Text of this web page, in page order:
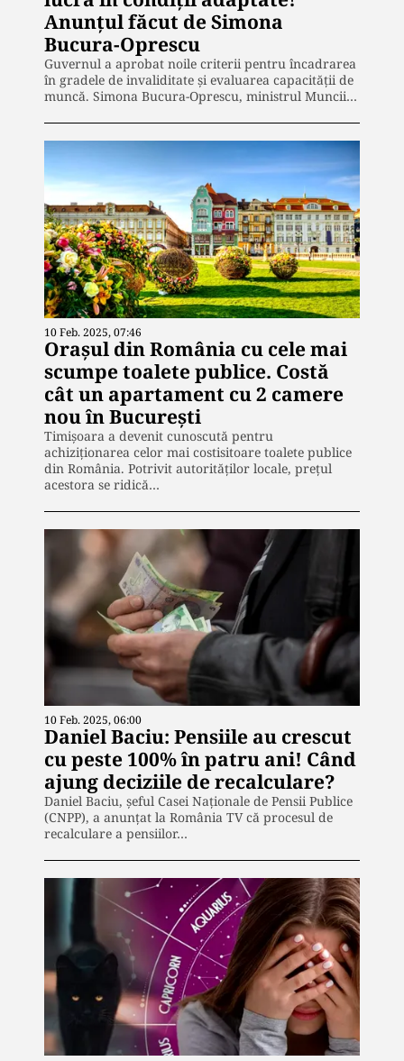
Anunțul făcut de Simona
Bucura-Oprescu
Guvernul a aprobat noile criterii pentru încadrarea
în gradele de invaliditate și evaluarea capacității de
muncă. Simona Bucura-Oprescu, ministrul Muncii…
10 Feb. 2025, 07:46
Orașul din România cu cele mai
scumpe toalete publice. Costă
cât un apartament cu 2 camere
nou în București
Timișoara a devenit cunoscută pentru
achiziționarea celor mai costisitoare toalete publice
din România. Potrivit autorităților locale, prețul
acestora se ridică…
10 Feb. 2025, 06:00
Daniel Baciu: Pensiile au crescut
cu peste 100% în patru ani! Când
ajung deciziile de recalculare?
Daniel Baciu, șeful Casei Naționale de Pensii Publice
(CNPP), a anunțat la România TV că procesul de
recalculare a pensiilor…